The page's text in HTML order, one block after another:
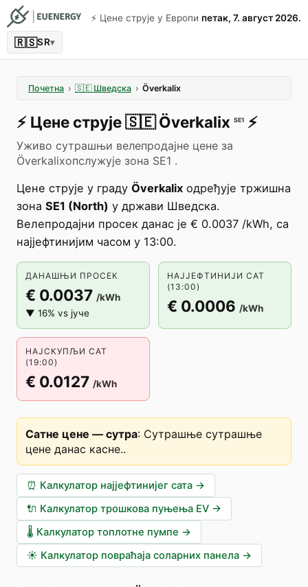
⚡️ Цене струје у Европи петак, 7. август 2026.
🇷🇸SR▾
Почетна › 🇸🇪 Шведска › Överkalix
⚡️ Цене струје🇸🇪 Överkalix SE1 ⚡️
Уживо сутрашњи велепродајне цене за
Överkalixопслужује зона SE1 .
Цене струје у граду Överkalix одређује тржишна
зона SE1 (North) у држави Шведска.
Велепродајни просек данас је € 0.0037 /kWh, са
најјефтинијим часом у 13:00.
ДАНАШЊИ ПРОСЕК
€ 0.0037 /kWh
▼ 16% vs јуче
НАЈЈЕФТИНИЈИ САТ
(13:00)
€ 0.0006 /kWh
НАЈСКУПЉИ САТ
(19:00)
€ 0.0127 /kWh
Сатне цене — сутра: Сутрашње сутрашње
цене данас касне..
⏰ Калкулатор најјефтинијег сата →
🔌 Калкулатор трошкова пуњења EV →
🌡️ Калкулатор топлотне пумпе →
☀️ Калкулатор повраћаја соларних панела →